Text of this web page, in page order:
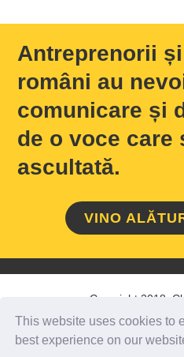
This website uses cookies to
best experience on our
Antreprenorii
români au
comunicare și
de o voce care
ascultată.
VINO
Copyright 2018
HOME / DESPRE